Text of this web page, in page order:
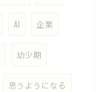
AI 企業
幼少期
思うようになる